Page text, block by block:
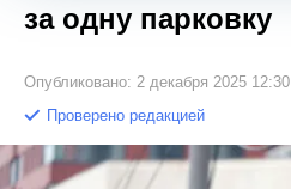
за одну парковку
Опубликовано: 2 декабря 2025 12:30
Проверено редакцией